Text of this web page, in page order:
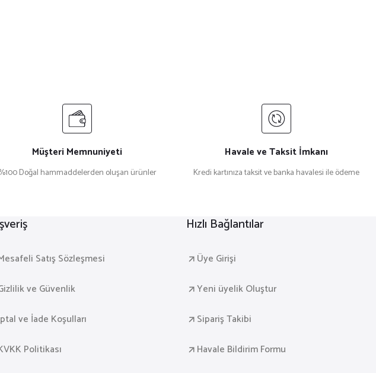
Müşteri Memnuniyeti
Doğal hammaddelerden oluşan ürünler
Havale ve Taksit İmkanı
Kredi kartınıza taksit ve banka havalesi ile ödeme
Satış Sözleşmesi
ve Güvenlik
ve İade Koşulları
Politikası
Hızlı Bağlantılar
Üye Girişi
Yeni üyelik Oluştur
Sipariş Takibi
Havale Bildirim Formu